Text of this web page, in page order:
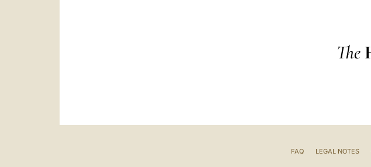
The
FAQ LEGAL NOTES